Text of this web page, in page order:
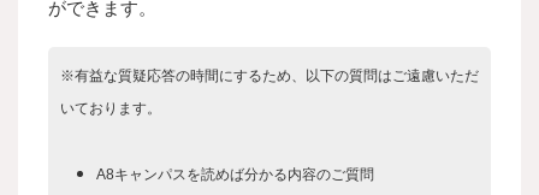
ができます。
※有益な質疑応答の時間にするため、以下の質問はご遠慮いただ
いております。
A8キャンパスを読めば分かる内容のご質問